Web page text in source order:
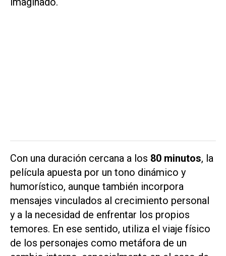
Con una duración cercana a los 80 minutos, la
película apuesta por un tono dinámico y
humorístico, aunque también incorpora
mensajes vinculados al crecimiento personal
y a la necesidad de enfrentar los propios
temores. En ese sentido, utiliza el viaje físico
de los personajes como metáfora de un